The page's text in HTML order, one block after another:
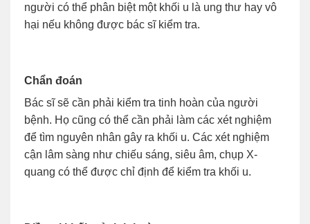
người có thể phân biệt một khối u là ung thư hay vô
hại nếu không được bác sĩ kiểm tra.
Chẩn đoán
Bác sĩ sẽ cần phải kiểm tra tinh hoàn của người
bệnh. Họ cũng có thể cần phải làm các xét nghiệm
để tìm nguyên nhân gây ra khối u. Các xét nghiệm
cận lâm sàng như chiếu sáng, siêu âm, chụp X-
quang có thể được chỉ định để kiểm tra khối u.